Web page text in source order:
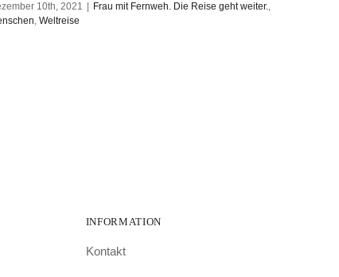
10th, 2021 Frau mit Fernweh. Die Reise geht weiter.,
, Weltreise
INFORMATION
Kontakt